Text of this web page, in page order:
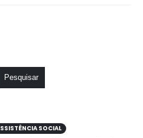
Pesquisar
SOCIAL